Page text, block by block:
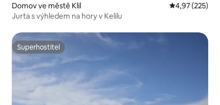
Domov ve městě Klil Průměrné
4,97 (225)
Jurta s výhledem na hory v Kelilu
Superhostitel
Superhostitel